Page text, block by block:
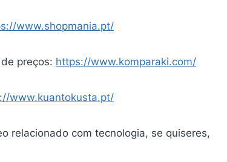
www.shopmania.pt/
preços: https://www.komparaki.com/
www.kuantokusta.pt/
relacionado com tecnologia, se quiseres,